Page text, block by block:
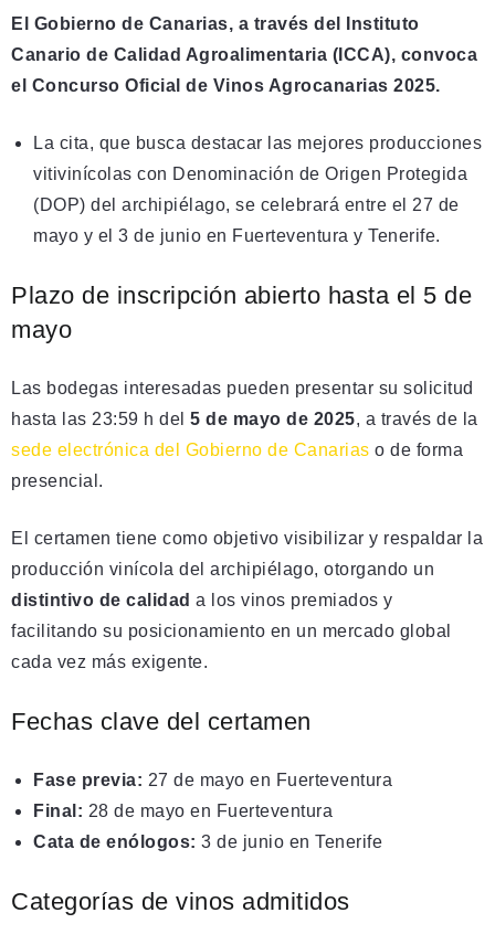
El Gobierno de Canarias, a través del Instituto
Canario de Calidad Agroalimentaria (ICCA), convoca
el Concurso Oficial de Vinos Agrocanarias 2025.
La cita, que busca destacar las mejores producciones
vitivinícolas con Denominación de Origen Protegida
(DOP) del archipiélago, se celebrará entre el 27 de
mayo y el 3 de junio en Fuerteventura y Tenerife.
Plazo de inscripción abierto hasta el 5 de
mayo
Las bodegas interesadas pueden presentar su solicitud
hasta las 23:59 h del 5 de mayo de 2025, a través de la
sede electrónica del Gobierno de Canarias o de forma
presencial.
El certamen tiene como objetivo visibilizar y respaldar la
producción vinícola del archipiélago, otorgando un
distintivo de calidad a los vinos premiados y
facilitando su posicionamiento en un mercado global
cada vez más exigente.
Fechas clave del certamen
Fase previa: 27 de mayo en Fuerteventura
Final: 28 de mayo en Fuerteventura
Cata de enólogos: 3 de junio en Tenerife
Categorías de vinos admitidos